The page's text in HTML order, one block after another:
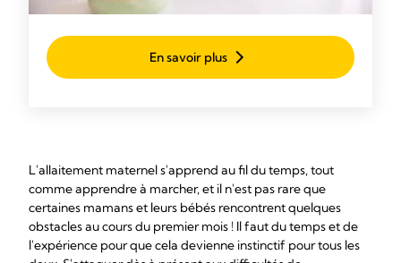
En savoir plus
L'allaitement maternel s'apprend au fil du temps, tout
comme apprendre à marcher, et il n'est pas rare que
certaines mamans et leurs bébés rencontrent quelques
obstacles au cours du premier mois ! Il faut du temps et de
l'expérience pour que cela devienne instinctif pour tous les